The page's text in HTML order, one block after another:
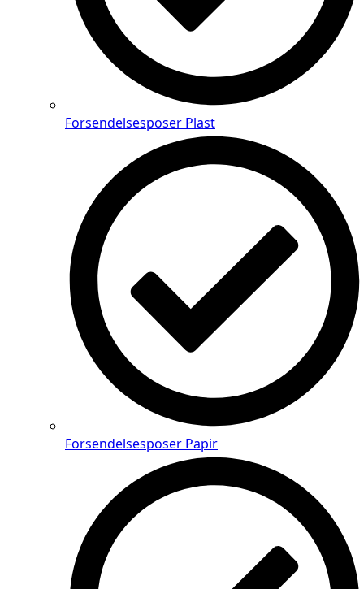
Forsendelsesposer Plast
Forsendelsesposer Papir